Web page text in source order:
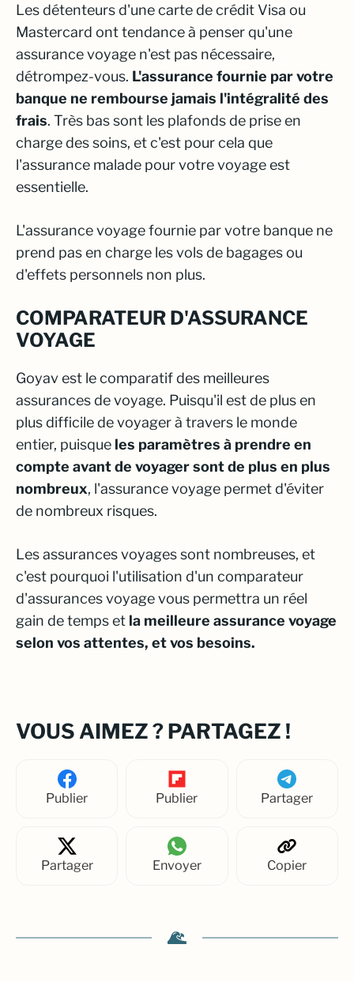
Les détenteurs d'une carte de crédit Visa ou
Mastercard ont tendance à penser qu'une
assurance voyage n'est pas nécessaire,
détrompez-vous. L'assurance fournie par votre
banque ne rembourse jamais l'intégralité des
frais. Très bas sont les plafonds de prise en
charge des soins, et c'est pour cela que
l'assurance malade pour votre voyage est
essentielle.
L'assurance voyage fournie par votre banque ne
prend pas en charge les vols de bagages ou
d'effets personnels non plus.
COMPARATEUR D'ASSURANCE
VOYAGE
Goyav est le comparatif des meilleures
assurances de voyage. Puisqu'il est de plus en
plus difficile de voyager à travers le monde
entier, puisque les paramètres à prendre en
compte avant de voyager sont de plus en plus
nombreux, l'assurance voyage permet d'éviter
de nombreux risques.
Les assurances voyages sont nombreuses, et
c'est pourquoi l'utilisation d'un comparateur
d'assurances voyage vous permettra un réel
gain de temps et la meilleure assurance voyage
selon vos attentes, et vos besoins.
VOUS AIMEZ ? PARTAGEZ !
Publier Publier Partager
Partager Envoyer Copier